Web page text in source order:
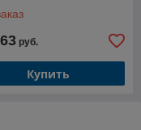
руб.
Купить